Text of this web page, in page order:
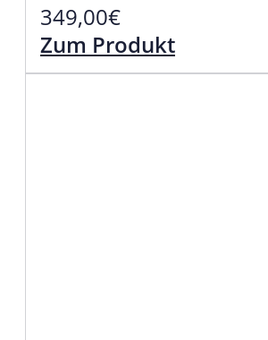
349,00€
Zum Produkt